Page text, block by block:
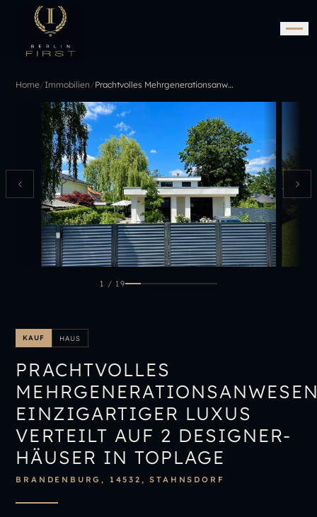
IMMOBILIE BEWERTEN
Home/Immobilien/ Prachtvolles Mehrgenerationsanwesen! Einzigartiger Luxus verteilt auf 2 Designer-Häuser in Toplage
1 / 19
KAUF HAUS
PRACHTVOLLES
EINZIGARTIGER LUXUS
VERTEILT AUF 2 DESIGNER-
HÄUSER IN TOPLAGE
BRANDENBURG, 14532, STAHNSDORF